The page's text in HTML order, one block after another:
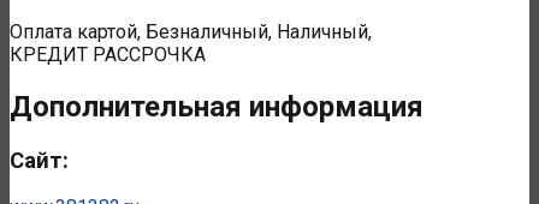
Оплата картой, Безналичный, Наличный,
КРЕДИТ РАССРОЧКА
Дополнительная информация
Сайт: